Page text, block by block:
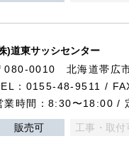
)道東サッシセンター
080-0010 北海道帯広
：0155-48-9511 /
業時間：8:30〜18:00 /
販売可 工事・取付